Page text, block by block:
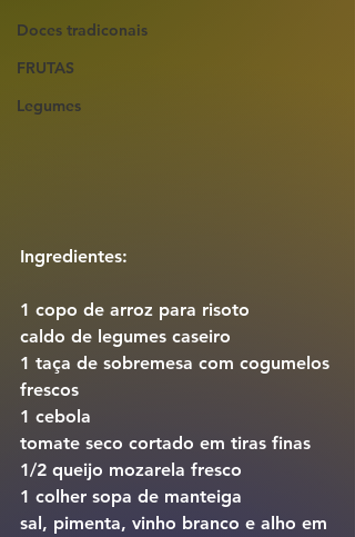
Doces tradiconais
FRUTAS
Legumes
Ingredientes:
1 copo de arroz para risoto
caldo de legumes caseiro
1 taça de sobremesa com cogumelos
frescos
1 cebola
tomate seco cortado em tiras finas
1/2 queijo mozarela fresco
1 colher sopa de manteiga
sal, pimenta, vinho branco e alho em